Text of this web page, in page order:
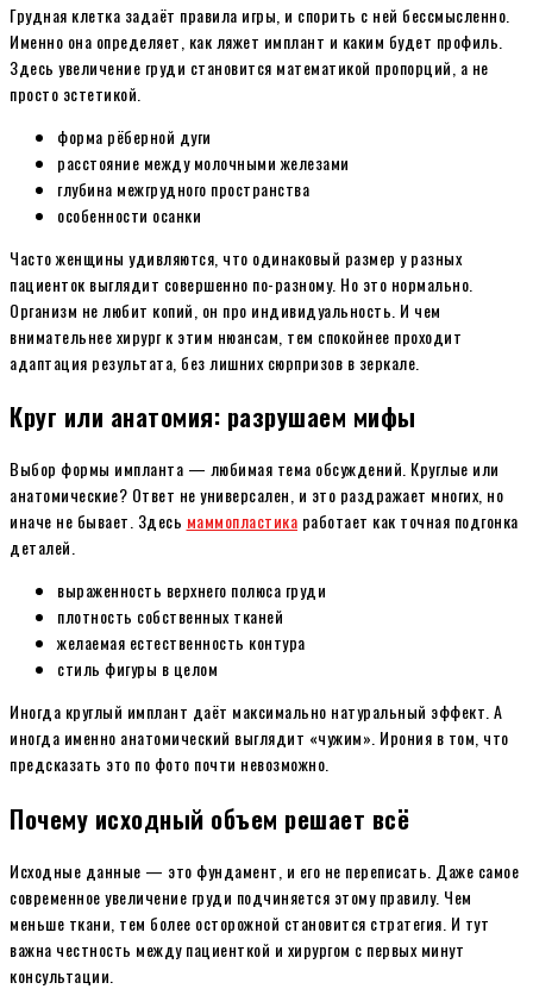
Грудная клетка задаёт правила игры, и спорить с ней бессмысленно.
Именно она определяет, как ляжет имплант и каким будет профиль.
Здесь увеличение груди становится математикой пропорций, а не
просто эстетикой.
форма рёберной дуги
расстояние между молочными железами
глубина межгрудного пространства
особенности осанки
Часто женщины удивляются, что одинаковый размер у разных
пациенток выглядит совершенно по-разному. Но это нормально.
Организм не любит копий, он про индивидуальность. И чем
внимательнее хирург к этим нюансам, тем спокойнее проходит
адаптация результата, без лишних сюрпризов в зеркале.
Круг или анатомия: разрушаем мифы
Выбор формы импланта — любимая тема обсуждений. Круглые или
анатомические? Ответ не универсален, и это раздражает многих, но
иначе не бывает. Здесь маммопластика работает как точная подгонка
деталей.
выраженность верхнего полюса груди
плотность собственных тканей
желаемая естественность контура
стиль фигуры в целом
Иногда круглый имплант даёт максимально натуральный эффект. А
иногда именно анатомический выглядит «чужим». Ирония в том, что
предсказать это по фото почти невозможно.
Почему исходный объем решает всё
Исходные данные — это фундамент, и его не переписать. Даже самое
современное увеличение груди подчиняется этому правилу. Чем
меньше ткани, тем более осторожной становится стратегия. И тут
важна честность между пациенткой и хирургом с первых минут
консультации.